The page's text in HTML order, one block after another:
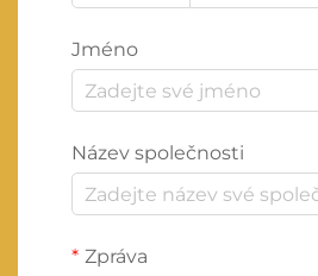
Jméno
Název společnosti
Zpráva